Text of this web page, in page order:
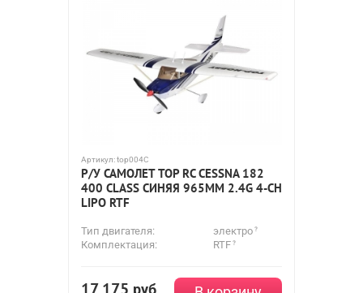
Артикул:top004C
Р/У САМОЛЕТ TOP RC CESSNA 182
400 CLASS СИНЯЯ 965ММ 2.4G 4-CH
LIPO RTF
Тип двигателя:
электро
Комплектация:
RTF
руб